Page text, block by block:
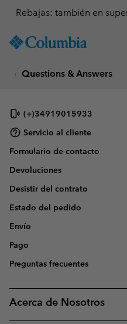
TO
SKIP
NAV
SKIP
SEARCH
Rebajas: también en
Questions & Answers
(+)34919015933
Servicio al cliente
Formulario de contacto
Devoluciones
Desistir del contrato
Estado del pedido
Envío
Pago
Preguntas frecuentes
Acerca de Nosotros